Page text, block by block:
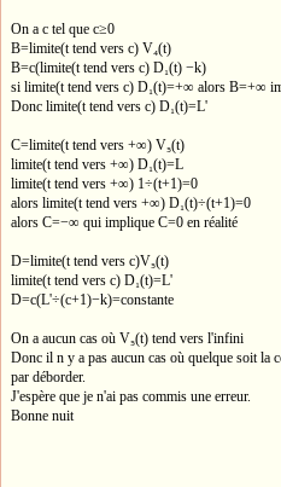
On a c tel que c≥0
B=limite(t tend vers c) V₄(t)
B=c(limite(t tend vers c) D₁(t) −k)
si limite(t tend vers c) D₁(t)=+∞ alors B=+∞
Donc limite(t tend vers c) D₁(t)=L'
C=limite(t tend vers +∞) V₅(t)
limite(t tend vers +∞) D₁(t)=L
limite(t tend vers +∞) 1÷(t+1)=0
alors limite(t tend vers +∞) D₁(t)÷(t+1)=0
alors C=−∞ qui implique C=0 en réalité
D=limite(t tend vers c)V₅(t)
limite(t tend vers c) D₁(t)=L'
D=c(L'÷(c+1)−k)=constante
On a aucun cas où V₅(t) tend vers l'infini
Donc il n y a pas aucun cas où quelque soit la
par déborder.
J'espère que je n'ai pas commis une erreur.
Bonne nuit